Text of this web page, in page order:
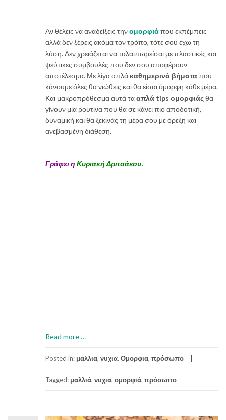
Αν θέλεις να αναδείξεις τηνομορφιάπου εκπέμπεις
αλλά δεν ξέρεις ακόμα τον τρόπο, τότε σου έχω τη
λύση. Δεν χρειάζεται να ταλαιπωρείσαι με πλαστικές και
ψεύτικες συμβουλές που δεν σου αποφέρουν
αποτέλεσμα. Με λίγα απλά καθημερινά βήματαπου
κάνουμε όλες θα νιώθεις και θα είσαι όμορφη κάθε μέρα.
Και μακροπρόθεσμα αυτά τααπλά tips ομορφιάςθα
γίνουν μία ρουτίνα που θα σε κάνει πιο αποδοτική,
δυναμική και θα ξεκινάς τη μέρα σου με όρεξη και
ανεβασμένη διάθεση.
Γράφει η Κυριακή Δριτσάκου.
Read more
o
t
…
Posted in: μαλλια, νυχια, Ομορφια, πρόσωπο
Tagged: μαλλιά, νυχια, ομορφιά, πρόσωπο